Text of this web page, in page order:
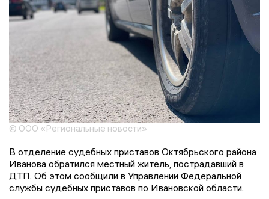
© ООО «Региональные новости»
В отделение судебных приставов Октябрьского района
Иванова обратился местный житель, пострадавший в
ДТП. Об этом сообщили в Управлении Федеральной
службы судебных приставов по Ивановской области.